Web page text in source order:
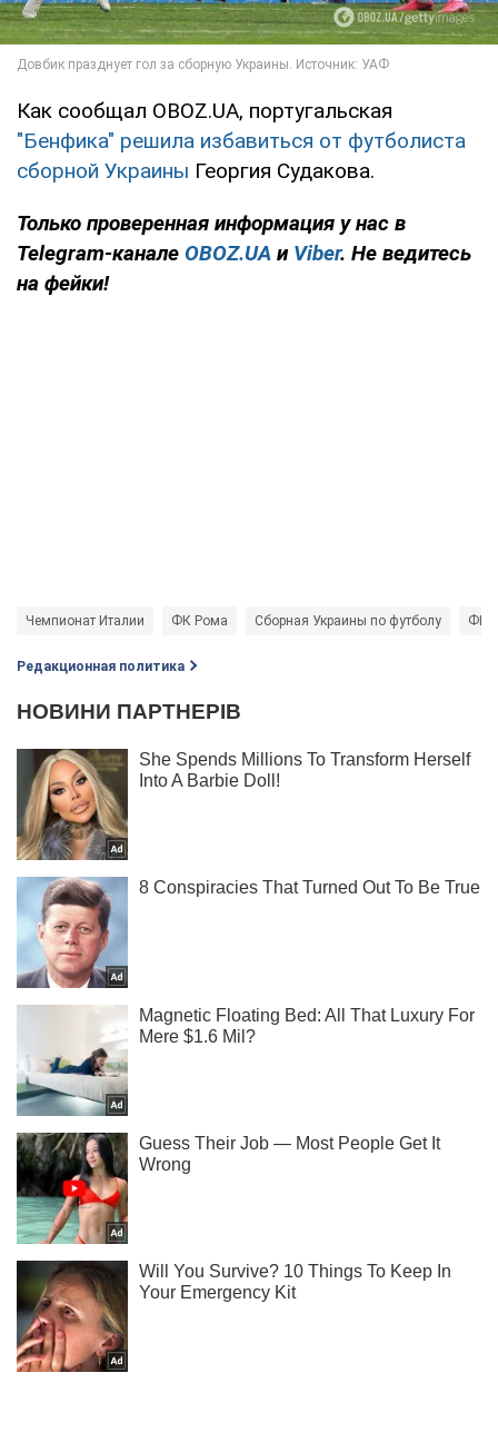
Как сообщал OBOZ.UA, португальская
"Бенфика" решила избавиться от футболиста
сборной Украины Георгия Судакова.
Только проверенная информация у нас в
Telegram-канале OBOZ.UA и Viber. Не ведитесь
на фейки!
Чемпионат Италии ФК Рома Сборная Украины по футболу ФК
Редакционная политика